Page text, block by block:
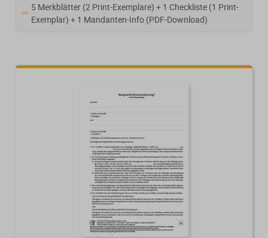
5 Merkblätter (2 Print-Exemplare) + 1 Checkliste (1 Print-
Exemplar) + 1 Mandanten-Info (PDF-Download)